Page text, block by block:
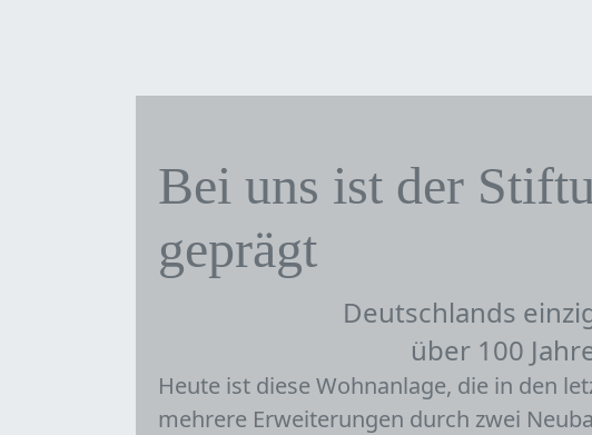
Bei uns ist der
geprägt
Deutschlands
über 100
Heute ist diese Wohnanlage, die in den
mehrere Erweiterungen durch zwei